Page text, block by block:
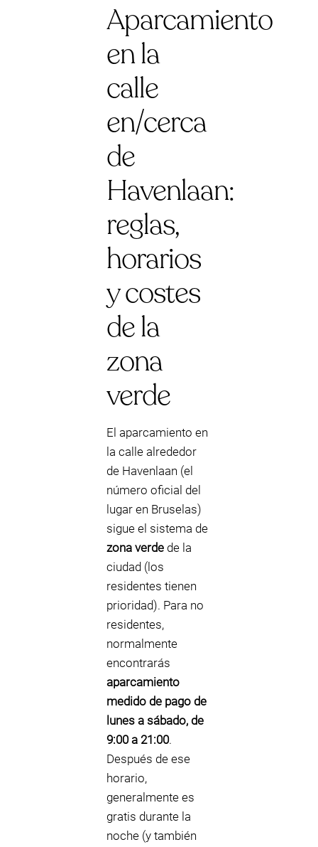
Aparcamiento
en la
calle
en/cerca
de
Havenlaan:
reglas,
horarios
y costes
de la
zona
verde
El aparcamiento en
la calle alrededor
de Havenlaan (el
número oficial del
lugar en Bruselas)
sigue el sistema de
zona verde de la
ciudad (los
residentes tienen
prioridad). Para no
residentes,
normalmente
encontrarás
aparcamiento
medido de pago de
lunes a sábado, de
9:00 a 21:00.
Después de ese
horario,
generalmente es
gratis durante la
noche (y también